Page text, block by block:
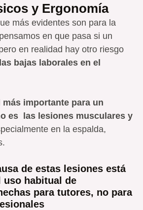
y Ergonomía
más evidentes son para la
en que pasa si un
en realidad hay otro riesgo
bajas laborales en el
importante para un
es las lesiones musculares y
en la espalda,
de estas lesiones está
uso habitual de
para tutores, no para